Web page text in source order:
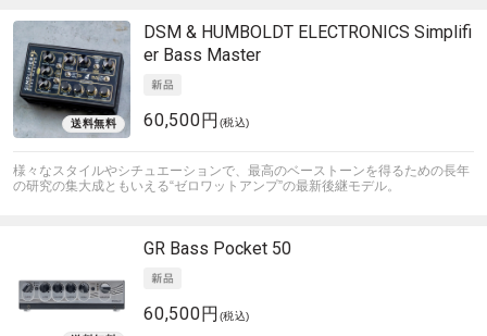
DSM & HUMBOLDT ELECTRONICS Simplifi
er Bass Master
60,500円 (税込)
様々なスタイルやシチュエーションで、最高のベーストーンを得るための長年
の研究の集大成ともいえる“ゼロワットアンプ”の最新後継モデル。
GR Bass Pocket 50
60,500円 (税込)